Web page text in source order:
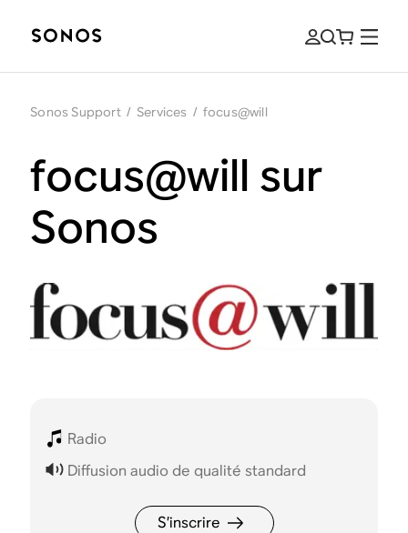
Sonos Support / Services / focus@will
focus@will sur
Sonos
Radio
Diffusion audio de qualité standard
S’inscrire